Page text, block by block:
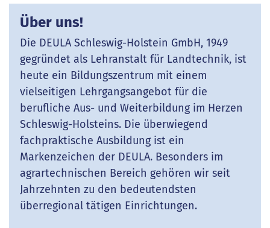
Über uns!
Die DEULA Schleswig-Holstein GmbH, 1949
gegründet als Lehranstalt für Landtechnik, ist
heute ein Bildungszentrum mit einem
vielseitigen Lehrgangsangebot für die
berufliche Aus- und Weiterbildung im Herzen
Schleswig-Holsteins. Die überwiegend
fachpraktische Ausbildung ist ein
Markenzeichen der DEULA. Besonders im
agrartechnischen Bereich gehören wir seit
Jahrzehnten zu den bedeutendsten
überregional tätigen Einrichtungen.